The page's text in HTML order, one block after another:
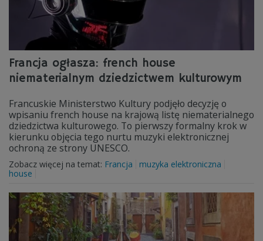
Francja ogłasza: french house
niematerialnym dziedzictwem kulturowym
Francuskie Ministerstwo Kultury podjęło decyzję o
wpisaniu french house na krajową listę niematerialnego
dziedzictwa kulturowego. To pierwszy formalny krok w
kierunku objęcia tego nurtu muzyki elektronicznej
ochroną ze strony UNESCO.
Zobacz więcej na temat: Francja
muzyka elektroniczna
house